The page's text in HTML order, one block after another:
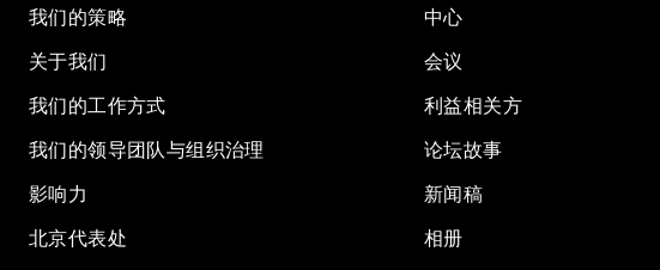
我们的策略
关于我们
我们的工作方式
我们的领导团队与组织治理
影响力
北京代表处
中心
会议
利益相关方
论坛故事
新闻稿
相册